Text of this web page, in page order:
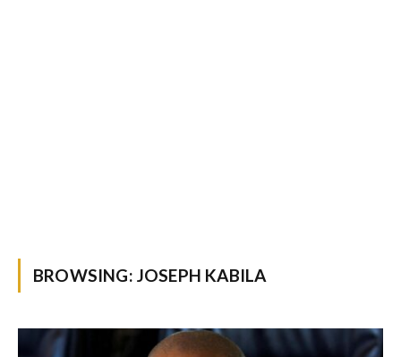
BROWSING: JOSEPH KABILA